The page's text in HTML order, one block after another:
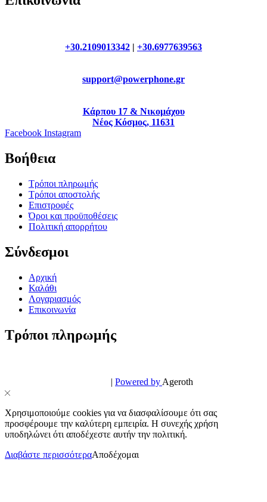
+30.2109013342 | +30.6977639563
support@powerphone.gr
Κάρπου 17 & Νικομάχου
Νέος Κόσμος, 11631
Facebook Instagram
Βοήθεια
Τρόποι πληρωμής
Τρόποι αποστολής
Επιστροφές
Όροι και προϋποθέσεις
Πολιτική απορρήτου
Σύνδεσμοι
Αρχική
Καλάθι
Λογαριασμός
Επικοινωνία
Τρόποι πληρωμής
| Powered by Ageroth
Χρησιμοποιούμε cookies για να διασφαλίσουμε ότι σας
προσφέρουμε την καλύτερη εμπειρία. Η συνεχής χρήση
υποδηλώνει ότι αποδέχεστε αυτήν την πολιτική.
Διαβάστε περισσότεραΑποδέχομαι